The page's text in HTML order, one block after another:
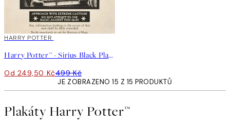
50%*
HARRY POTTER
Harry Potter™ - Sirius Black Plakát
Od 249,50 Kč499 Kč
JE ZOBRAZENO 15 Z 15 PRODUKTŮ
Plakáty Harry Potter™